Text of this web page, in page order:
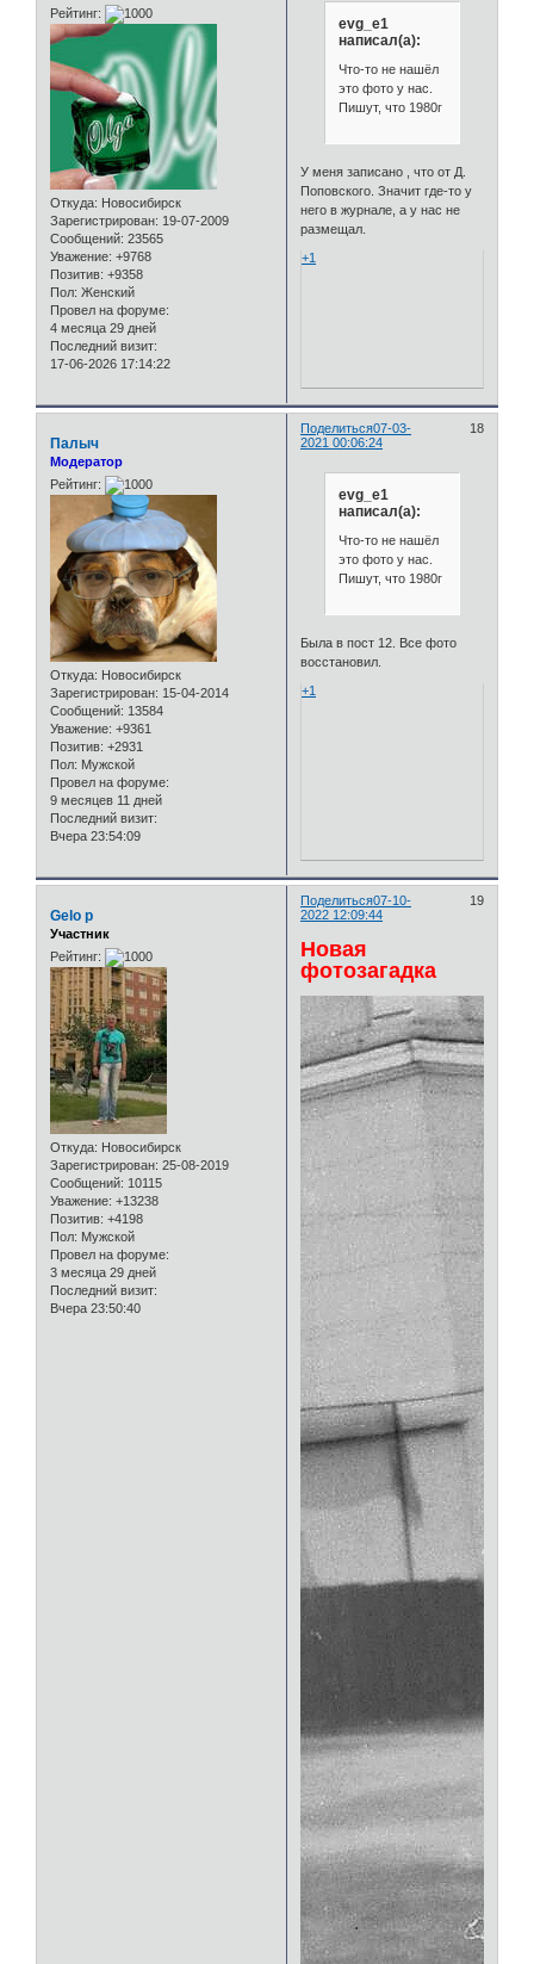
Рейтинг:
Откуда: Новосибирск
Зарегистрирован: 19-07-2009
Сообщений: 23565
Уважение: +9768
Позитив: +9358
Пол: Женский
Провел на форуме:
4 месяца 29 дней
Последний визит:
17-06-2026 17:14:22
evg_e1
написал(а):
Что-то не нашёл
это фото у нас.
Пишут, что 1980г
У меня записано , что от Д.
Поповского. Значит где-то у
него в журнале, а у нас не
размещал.
+1
Поделиться 18
07-03-
2021 00:06:24
Палыч
Модератор
Рейтинг:
Откуда: Новосибирск
Зарегистрирован: 15-04-2014
Сообщений: 13584
Уважение: +9361
Позитив: +2931
Пол: Мужской
Провел на форуме:
9 месяцев 11 дней
Последний визит:
Вчера 23:54:09
evg_e1
написал(а):
Что-то не нашёл
это фото у нас.
Пишут, что 1980г
Была в пост 12. Все фото
восстановил.
+1
Поделиться 19
07-10-
2022 12:09:44
Gelo p
Участник
Рейтинг:
Откуда: Новосибирск
Зарегистрирован: 25-08-2019
Сообщений: 10115
Уважение: +13238
Позитив: +4198
Пол: Мужской
Провел на форуме:
3 месяца 29 дней
Последний визит:
Вчера 23:50:40
Новая
фотозагадка